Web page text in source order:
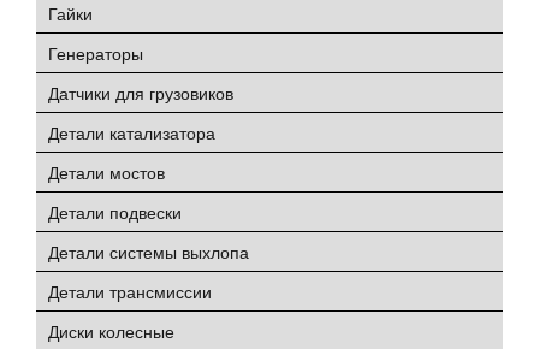
Гайки
Генераторы
Датчики для грузовиков
Детали катализатора
Детали мостов
Детали подвески
Детали системы выхлопа
Детали трансмиссии
Диски колесные